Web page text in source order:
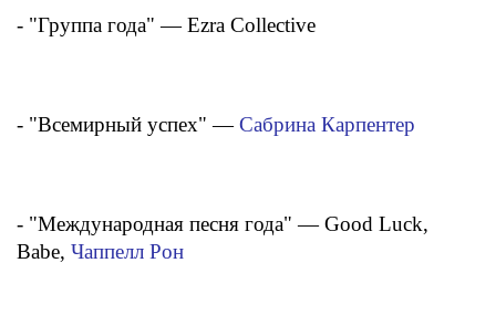
- "Группа года" — Ezra Collective
- "Всемирный успех" —Сабрина Карпентер
- "Международная песня года" — Good Luck,
Babe, Чаппелл Рон